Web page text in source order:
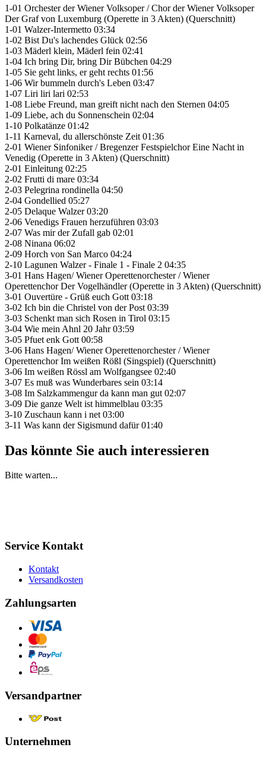
1-01 Orchester der Wiener Volksoper / Chor der Wiener Volksoper
Der Graf von Luxemburg (Operette in 3 Akten) (Querschnitt)
1-01 Walzer-Intermetto 03:34
1-02 Bist Du's lachendes Glück 02:56
1-03 Mäderl klein, Mäderl fein 02:41
1-04 Ich bring Dir, bring Dir Bübchen 04:29
1-05 Sie geht links, er geht rechts 01:56
1-06 Wir bummeln durch's Leben 03:47
1-07 Liri liri lari 02:53
1-08 Liebe Freund, man greift nicht nach den Sternen 04:05
1-09 Liebe, ach du Sonnenschein 02:04
1-10 Polkatänze 01:42
1-11 Karneval, du allerschönste Zeit 01:36
2-01 Wiener Sinfoniker / Bregenzer Festspielchor Eine Nacht in
Venedig (Operette in 3 Akten) (Querschnitt)
2-01 Einleitung 02:25
2-02 Frutti di mare 03:34
2-03 Pelegrina rondinella 04:50
2-04 Gondellied 05:27
2-05 Delaque Walzer 03:20
2-06 Venedigs Frauen herzuführen 03:03
2-07 Was mir der Zufall gab 02:01
2-08 Ninana 06:02
2-09 Horch von San Marco 04:24
2-10 Lagunen Walzer - Finale 1 - Finale 2 04:35
3-01 Hans Hagen/ Wiener Operettenorchester / Wiener
Operettenchor Der Vogelhändler (Operette in 3 Akten) (Querschnitt)
3-01 Ouvertüre - Grüß euch Gott 03:18
3-02 Ich bin die Christel von der Post 03:39
3-03 Schenkt man sich Rosen in Tirol 03:15
3-04 Wie mein Ahnl 20 Jahr 03:59
3-05 Pfuet enk Gott 00:58
3-06 Hans Hagen/ Wiener Operettenorchester / Wiener
Operettenchor Im weißen Rößl (Singspiel) (Querschnitt)
3-06 Im weißen Rössl am Wolfgangsee 02:40
3-07 Es muß was Wunderbares sein 03:14
3-08 Im Salzkammengur da kann man gut 02:07
3-09 Die ganze Welt ist himmelblau 03:35
3-10 Zuschaun kann i net 03:00
3-11 Was kann der Sigismund dafür 01:40
Das könnte Sie auch interessieren
Bitte warten...
Service Kontakt
Kontakt
Versandkosten
Zahlungsarten
Versandpartner
Unternehmen